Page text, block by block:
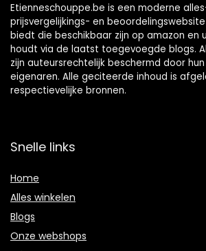
Etienneschouppe.be is een moderne
prijsvergelijkings- en
biedt die beschikbaar zijn op amazon en
houdt via de laatst toegevoegde blogs.
zijn auteursrechtelijk beschermd door
eigenaren. Alle geciteerde inhoud is
respectievelijke bronnen.
Snelle links
Home
Alles winkelen
Blogs
Onze webshops